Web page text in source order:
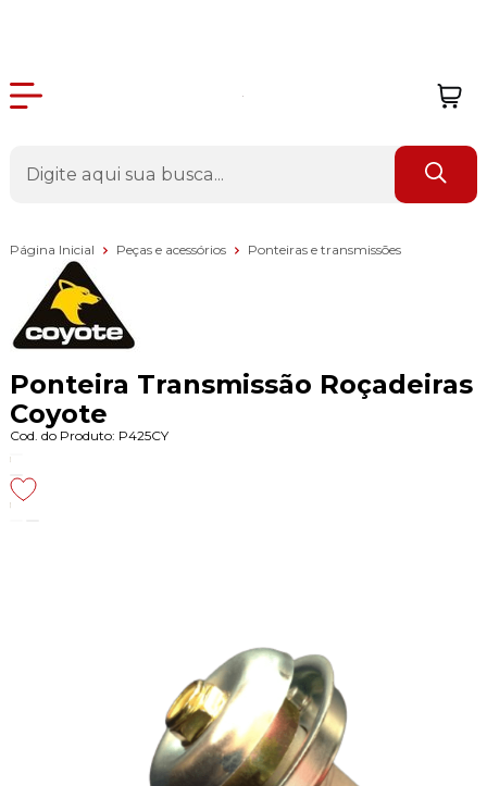
Página Inicial Peças e acessórios Ponteiras e transmissões
Ponteira Transmissão Roçadeiras
Coyote
Cod. do Produto: P425CY